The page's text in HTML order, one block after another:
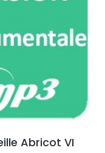
Abricot VI